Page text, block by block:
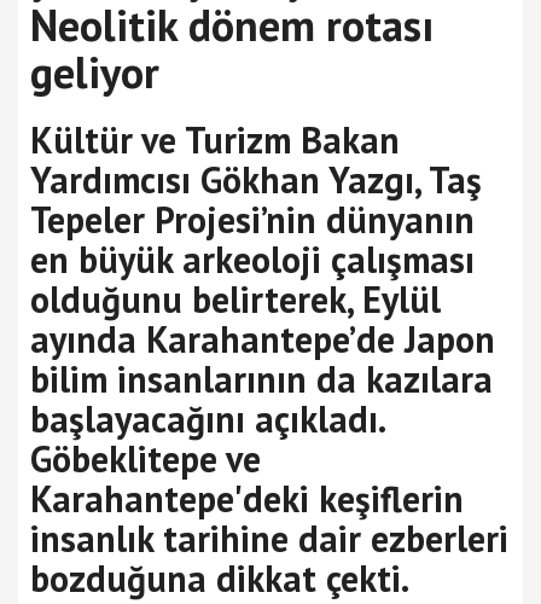
Neolitik dönem rotası
geliyor
Kültür ve Turizm Bakan
Yardımcısı Gökhan Yazgı, Taş
Tepeler Projesi’nin dünyanın
en büyük arkeoloji çalışması
olduğunu belirterek, Eylül
ayında Karahantepe’de Japon
bilim insanlarının da kazılara
başlayacağını açıkladı.
Göbeklitepe ve
Karahantepe'deki keşiflerin
insanlık tarihine dair ezberleri
bozduğuna dikkat çekti.